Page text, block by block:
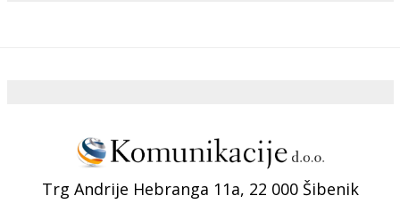
Trg Andrije Hebranga 11a, 22 000 Šibenik